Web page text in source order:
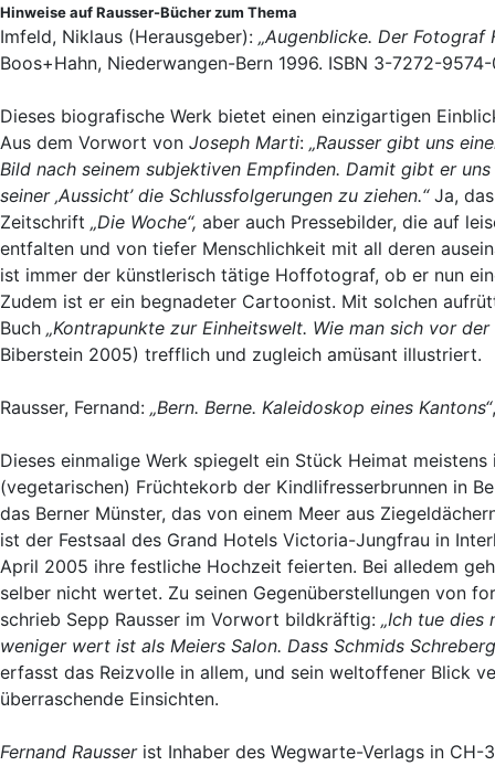
Hinweise auf Rausser-Bücher zum Thema
Imfeld, Niklaus (Herausgeber): „Augenblicke. Der Fotograf
Boos+Hahn, Niederwangen-Bern 1996. ISBN 3-7272-
Dieses biografische Werk bietet einen einzigartigen
Aus dem Vorwort von Joseph Marti: „Rausser gibt uns
Bild nach seinem subjektiven Empfinden. Damit gibt er
seiner ‚Aussicht’ die Schlussfolgerungen zu ziehen.“ Ja,
Zeitschrift „Die Woche“, aber auch Pressebilder, die auf
entfalten und von tiefer Menschlichkeit mit all deren
ist immer der künstlerisch tätige Hoffotograf, ob er nun
Zudem ist er ein begnadeter Cartoonist. Mit solchen
Buch „Kontrapunkte zur Einheitswelt. Wie man sich vor
Biberstein 2005) trefflich und zugleich amüsant illustriert.
Rausser, Fernand: „Bern. Berne. Kaleidoskop eines Kantons“
Dieses einmalige Werk spiegelt ein Stück Heimat
(vegetarischen) Früchtekorb der Kindlifresserbrunnen in
das Berner Münster, das von einem Meer aus
ist der Festsaal des Grand Hotels Victoria-Jungfrau in
April 2005 ihre festliche Hochzeit feierten. Bei alledem
selber nicht wertet. Zu seinen Gegenüberstellungen von
schrieb Sepp Rausser im Vorwort bildkräftig: „Ich tue dies
weniger wert ist als Meiers Salon. Dass Schmids
erfasst das Reizvolle in allem, und sein weltoffener Blick
überraschende Einsichten.
Fernand Rausserist Inhaber des Wegwarte-Verlags in CH-